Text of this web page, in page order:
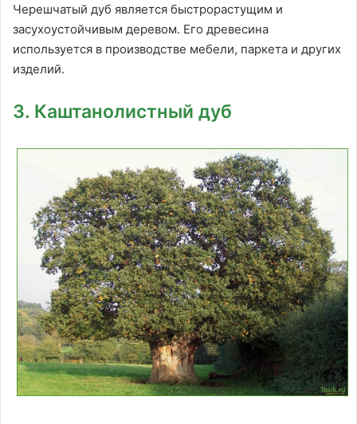
Черешчатый дуб является быстрорастущим и
засухоустойчивым деревом. Его древесина
используется в производстве мебели, паркета и других
изделий.
3. Каштанолистный дуб